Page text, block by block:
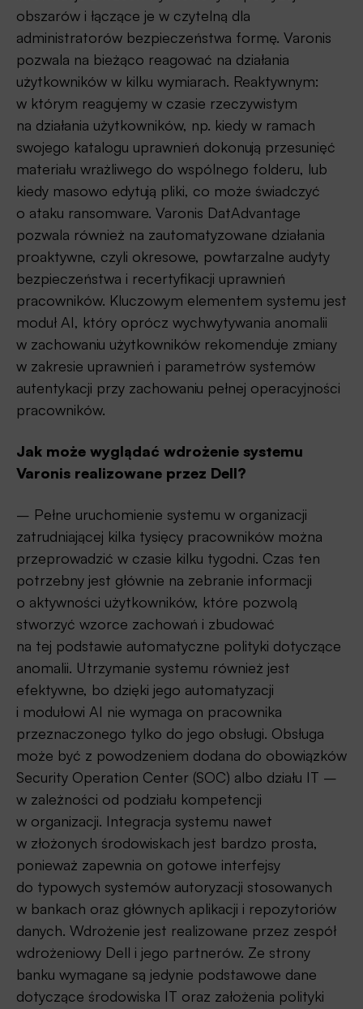
obszarów i łączące je w czytelną dla
administratorów bezpieczeństwa formę. Varonis
pozwala na bieżąco reagować na działania
użytkowników w kilku wymiarach. Reaktywnym:
w którym reagujemy w czasie rzeczywistym
na działania użytkowników, np. kiedy w ramach
swojego katalogu uprawnień dokonują przesunięć
materiału wrażliwego do wspólnego folderu, lub
kiedy masowo edytują pliki, co może świadczyć
o ataku ransomware. Varonis DatAdvantage
pozwala również na zautomatyzowane działania
proaktywne, czyli okresowe, powtarzalne audyty
bezpieczeństwa i recertyfikacji uprawnień
pracowników. Kluczowym elementem systemu jest
moduł AI, który oprócz wychwytywania anomalii
w zachowaniu użytkowników rekomenduje zmiany
w zakresie uprawnień i parametrów systemów
autentykacji przy zachowaniu pełnej operacyjności
pracowników.
Jak może wyglądać wdrożenie systemu
Varonis realizowane przez Dell?
– Pełne uruchomienie systemu w organizacji
zatrudniającej kilka tysięcy pracowników można
przeprowadzić w czasie kilku tygodni. Czas ten
potrzebny jest głównie na zebranie informacji
o aktywności użytkowników, które pozwolą
stworzyć wzorce zachowań i zbudować
na tej podstawie automatyczne polityki dotyczące
anomalii. Utrzymanie systemu również jest
efektywne, bo dzięki jego automatyzacji
i modułowi AI nie wymaga on pracownika
przeznaczonego tylko do jego obsługi. Obsługa
może być z powodzeniem dodana do obowiązków
Security Operation Center (SOC) albo działu IT –
w zależności od podziału kompetencji
w organizacji. Integracja systemu nawet
w złożonych środowiskach jest bardzo prosta,
ponieważ zapewnia on gotowe interfejsy
do typowych systemów autoryzacji stosowanych
w bankach oraz głównych aplikacji i repozytoriów
danych. Wdrożenie jest realizowane przez zespół
wdrożeniowy Dell i jego partnerów. Ze strony
banku wymagane są jedynie podstawowe dane
dotyczące środowiska IT oraz założenia polityki